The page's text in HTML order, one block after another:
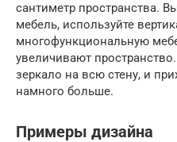
сантиметр пространства.
мебель, используйте
многофункциональную
увеличивают
зеркало на всю стену, и
намного больше.
Примеры дизайна